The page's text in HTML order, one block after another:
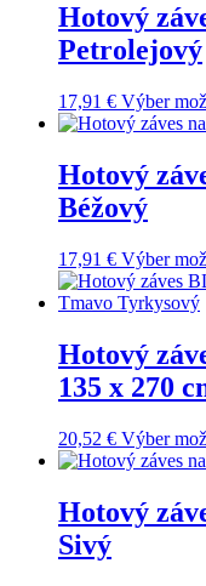
Hotový
Petrolejový
17,91 € Výber
Hotový
Béžový
17,91 € Výber
Hotový
135 x 270
20,52 € Výber
Hotový
Sivý